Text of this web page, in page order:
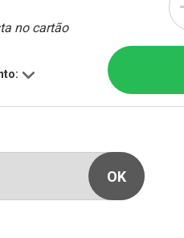
no cartão